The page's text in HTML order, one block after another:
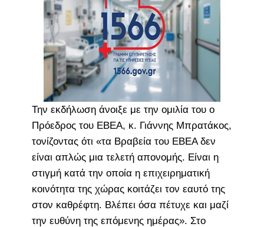
Την εκδήλωση άνοιξε με την ομιλία του ο
Πρόεδρος του ΕΒΕΑ, κ. Γιάννης Μπρατάκος,
τονίζοντας ότι «τα Βραβεία του ΕΒΕΑ δεν
είναι απλώς μια τελετή απονομής. Είναι η
στιγμή κατά την οποία η επιχειρηματική
κοινότητα της χώρας κοιτάζει τον εαυτό της
στον καθρέφτη. Βλέπει όσα πέτυχε και μαζί
την ευθύνη της επόμενης ημέρας». Στο